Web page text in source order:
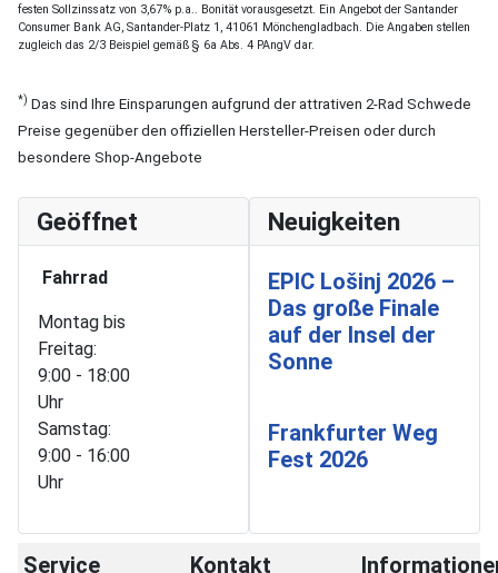
festen Sollzinssatz von 3,67% p.a.. Bonität vorausgesetzt. Ein Angebot der Santander
Consumer Bank AG, Santander-Platz 1, 41061 Mönchengladbach. Die Angaben stellen
zugleich das 2/3 Beispiel gemäß § 6a Abs. 4 PAngV dar.
*) Das sind Ihre Einsparungen aufgrund der attrativen 2-Rad Schwede
Preise gegenüber den offiziellen Hersteller-Preisen oder durch
besondere Shop-Angebote
Geöffnet
Fahrrad
Montag bis
Freitag:
9:00 - 18:00
Uhr
Samstag:
9:00 - 16:00
Uhr
Neuigkeiten
EPIC Lošinj 2026 –
Das große Finale
auf der Insel der
Sonne
Frankfurter Weg
Fest 2026
Service Kontakt